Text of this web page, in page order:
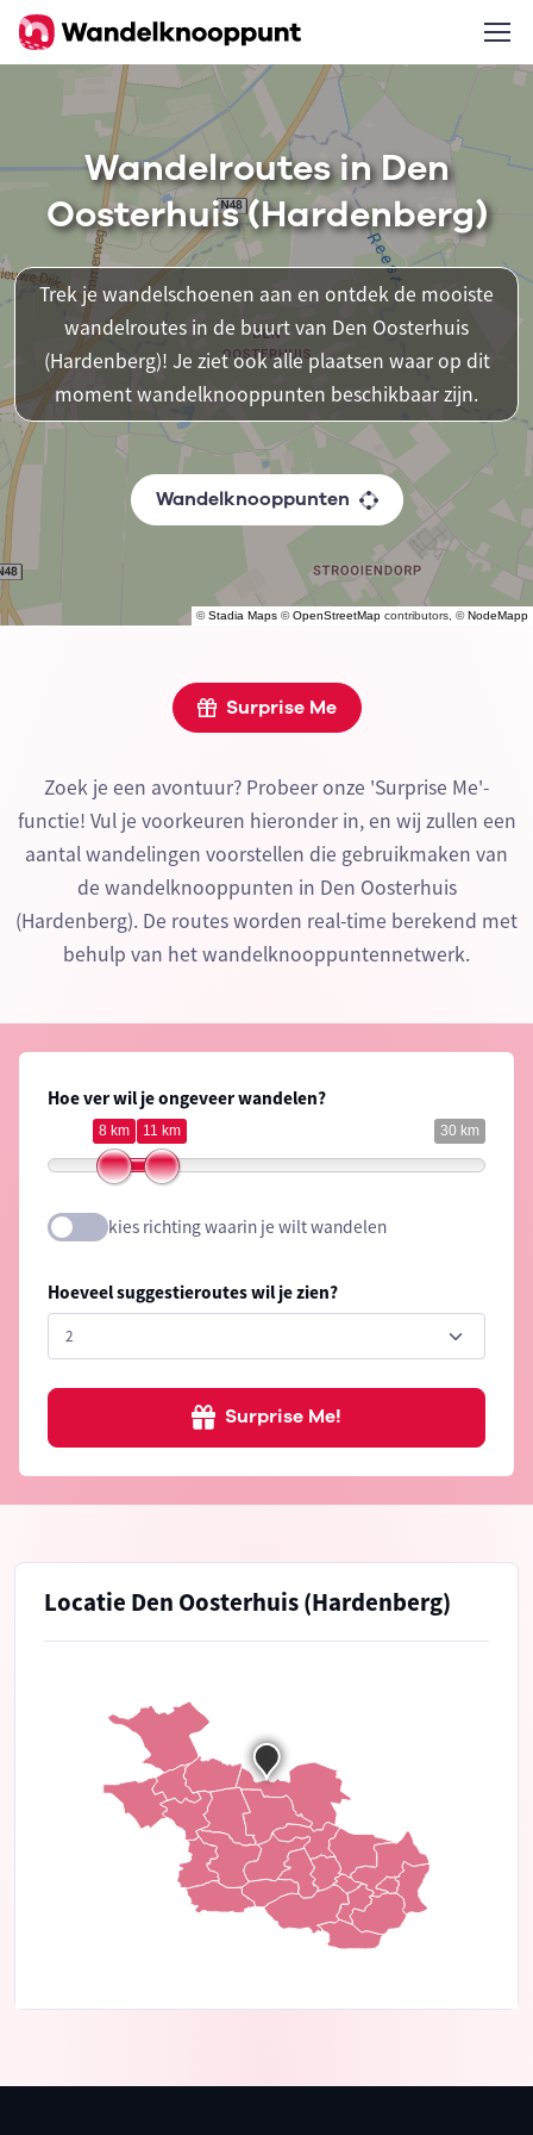
©Stadia Maps ©OpenStreetMap contributors, ©NodeMapp
Wandelroutes in Den
Oosterhuis (Hardenberg)
Trek je wandelschoenen aan en ontdek de mooiste
wandelroutes in de buurt van Den Oosterhuis
(Hardenberg)! Je ziet ook alle plaatsen waar op dit
moment wandelknooppunten beschikbaar zijn.
Wandelknooppunten
Surprise Me
Zoek je een avontuur? Probeer onze 'Surprise Me'-
functie! Vul je voorkeuren hieronder in, en wij zullen een
aantal wandelingen voorstellen die gebruikmaken van
de wandelknooppunten in Den Oosterhuis
(Hardenberg). De routes worden real-time berekend met
behulp van het wandelknooppuntennetwerk.
Hoe ver wil je ongeveer wandelen?
30 km
8 km 11 km
kies richting waarin je wilt wandelen
Hoeveel suggestieroutes wil je zien?
Surprise Me!
Locatie Den Oosterhuis (Hardenberg)